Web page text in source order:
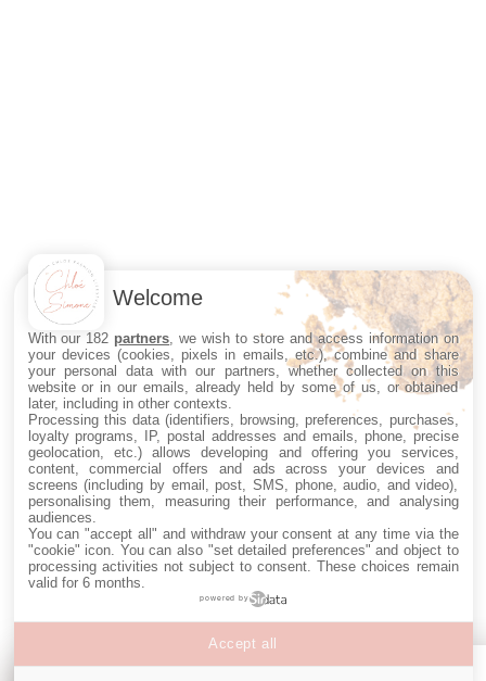
Welcome
With our 182 partners , we wish to store and access information on
your devices (cookies, pixels in emails, etc.), combine and share
your personal data with our partners, whether collected on this
website or in our emails, already held by some of us, or obtained
later, including in other contexts.
Processing this data (identifiers, browsing, preferences, purchases,
loyalty programs, IP, postal addresses and emails, phone, precise
geolocation, etc.) allows developing and offering you services,
content, commercial offers and ads across your devices and
screens (including by email, post, SMS, phone, audio, and video),
personalising them, measuring their performance, and analysing
audiences.
You can "accept all" and withdraw your consent at any time via the
"cookie" icon . You can also "set detailed preferences" and object to
processing activities not subject to consent. These choices remain
valid for 6 months.
powered by
Accept all